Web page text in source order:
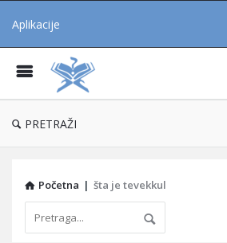
Aplikacije
PRETRAŽI
Početna | šta je tevekkul